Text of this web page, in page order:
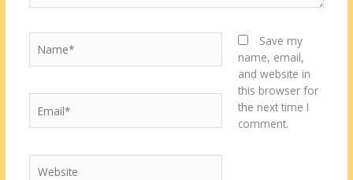
Save my
name, email,
and website in
this browser for
the next time I
comment.